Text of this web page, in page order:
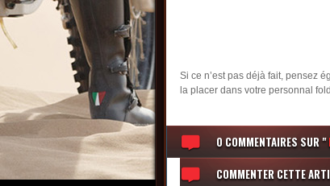
Si ce n’est pas déjà fait, pensez
la placer dans votre personnal
0 COMMENTAIRESSUR "
COMMENTER CETTE